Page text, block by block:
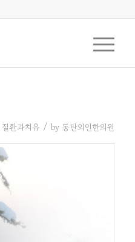
질환과치유 / by 동탄의인한의원